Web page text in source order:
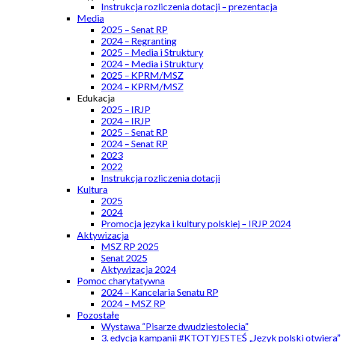
Instrukcja rozliczenia dotacji – prezentacja
Media
2025 – Senat RP
2024 – Regranting
2025 – Media i Struktury
2024 – Media i Struktury
2025 – KPRM/MSZ
2024 – KPRM/MSZ
Edukacja
2025 – IRJP
2024 – IRJP
2025 – Senat RP
2024 – Senat RP
2023
2022
Instrukcja rozliczenia dotacji
Kultura
2025
2024
Promocja języka i kultury polskiej – IRJP 2024
Aktywizacja
MSZ RP 2025
Senat 2025
Aktywizacja 2024
Pomoc charytatywna
2024 – Kancelaria Senatu RP
2024 – MSZ RP
Pozostałe
Wystawa “Pisarze dwudziestolecia”
3. edycja kampanii #KTOTYJESTEŚ „Język polski otwiera”